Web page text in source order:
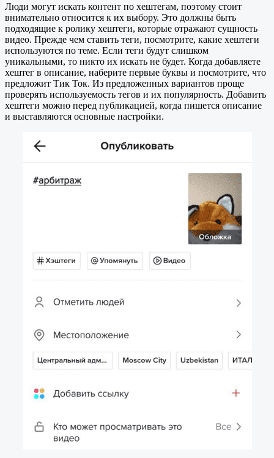
Люди могут искать контент по хештегам, поэтому стоит
внимательно относится к их выбору. Это должны быть
подходящие к ролику хештеги, которые отражают сущность
видео. Прежде чем ставить теги, посмотрите, какие хештеги
используются по теме. Если теги будут слишком
уникальными, то никто их искать не будет. Когда добавляете
хештег в описание, наберите первые буквы и посмотрите, что
предложит Тик Ток. Из предложенных вариантов проще
проверять используемость тегов и их популярность. Добавить
хештеги можно перед публикацией, когда пишется описание
и выставляются основные настройки.